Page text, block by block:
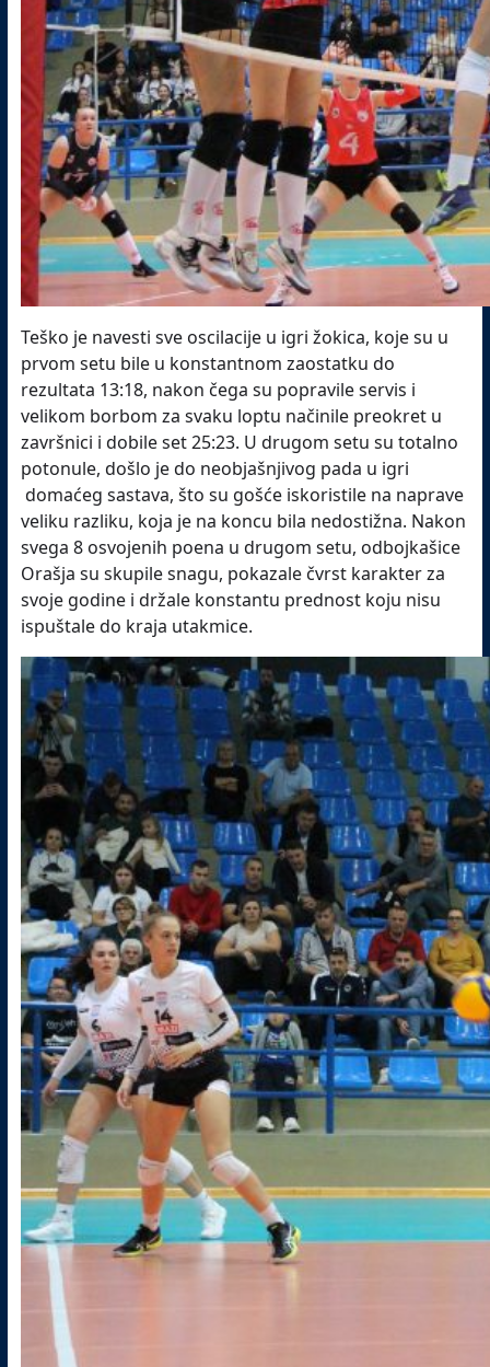
Teško je navesti sve oscilacije u igri žokica, koje su u
prvom setu bile u konstantnom zaostatku do
rezultata 13:18, nakon čega su popravile servis i
velikom borbom za svaku loptu načinile preokret u
završnici i dobile set 25:23. U drugom setu su totalno
potonule, došlo je do neobjašnjivog pada u igri
domaćeg sastava, što su gošće iskoristile na naprave
veliku razliku, koja je na koncu bila nedostižna. Nakon
svega 8 osvojenih poena u drugom setu, odbojkašice
Orašja su skupile snagu, pokazale čvrst karakter za
svoje godine i držale konstantu prednost koju nisu
ispuštale do kraja utakmice.